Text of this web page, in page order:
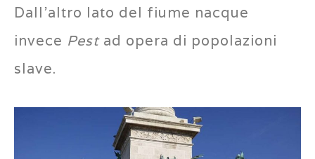
Dall’altro lato del fiume nacque
invece Pestad opera di popolazioni
slave.